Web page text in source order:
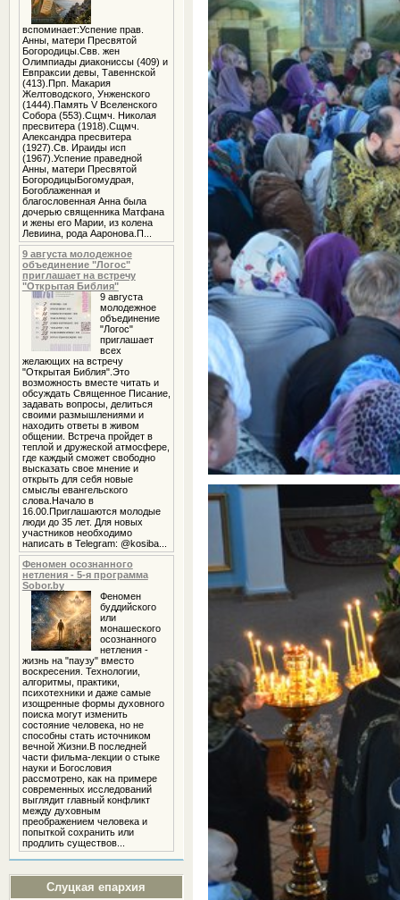
вспоминает:Успение прав.
Анны, матери Пресвятой
Богородицы.Свв. жен
Олимпиады диакониссы (409) и
Евпраксии девы, Тавеннской
(413).Прп. Макария
Желтоводского, Унженского
(1444).Память V Вселенского
Собора (553).Сщмч. Николая
пресвитера (1918).Сщмч.
Александра пресвитера
(1927).Св. Ираиды исп
(1967).Успение праведной
Анны, матери Пресвятой
БогородицыБогомудрая,
Богоблаженная и
благословенная Анна была
дочерью священника Матфана
и жены его Марии, из колена
Левиина, рода Ааронова.П...
9 августа молодежное
объединение "Логос"
приглашает на встречу
"Открытая Библия"
9 августа
молодежное
объединение
"Логос"
приглашает
всех
желающих на встречу
"Открытая Библия".Это
возможность вместе читать и
обсуждать Священное Писание,
задавать вопросы, делиться
своими размышлениями и
находить ответы в живом
общении. Встреча пройдет в
теплой и дружеской атмосфере,
где каждый сможет свободно
высказать свое мнение и
открыть для себя новые
смыслы евангельского
слова.Начало в
16.00.Приглашаются молодые
люди до 35 лет. Для новых
участников необходимо
написать в Telegram: @kosiba...
Феномен осознанного
нетления - 5-я программа
Sobor.by
Феномен
буддийского
или
монашеского
осознанного
нетления -
жизнь на "паузу" вместо
воскресения. Технологии,
алгоритмы, практики,
психотехники и даже самые
изощренные формы духовного
поиска могут изменить
состояние человека, но не
способны стать источником
вечной Жизни.В последней
части фильма-лекции о стыке
науки и Богословия
рассмотрено, как на примере
современных исследований
выглядит главный конфликт
между духовным
преображением человека и
попыткой сохранить или
продлить существов...
Слуцкая епархия